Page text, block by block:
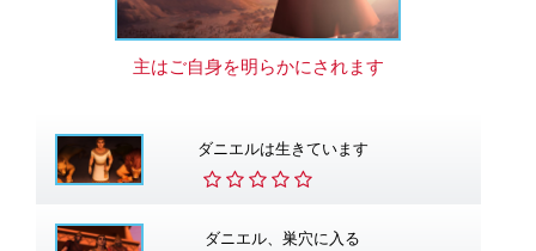
主はご自身を明らかにされます
ダニエルは生きています
ダニエル、巣穴に入る